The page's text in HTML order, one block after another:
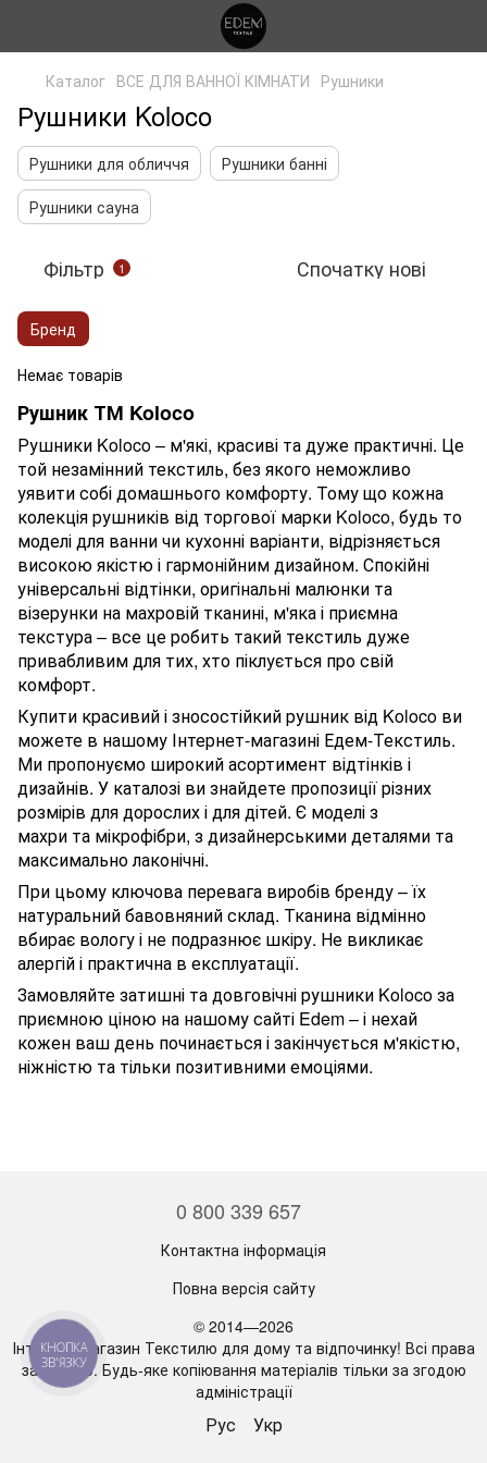
Каталог ВСЕ ДЛЯ ВАННОЇ КІМНАТИ Рушники
Рушники Koloco
Рушники для обличчя
Рушники банні
Рушники сауна
Фільтр 1 Спочатку нові
Бренд
Немає товарів
Рушник ТМ Koloco
Рушники Koloco – м'які, красиві та дуже практичні. Це
той незамінний текстиль, без якого неможливо
уявити собі домашнього комфорту. Тому що кожна
колекція рушників від торгової марки Koloco, будь то
моделі для ванни чи кухонні варіанти, відрізняється
високою якістю і гармонійним дизайном. Спокійні
універсальні відтінки, оригінальні малюнки та
візерунки на махровій тканині, м'яка і приємна
текстура – все це робить такий текстиль дуже
привабливим для тих, хто піклується про свій
комфорт.
Купити красивий і зносостійкий рушник від Koloco ви
можете в нашому Інтернет-магазині Едем-Текстиль.
Ми пропонуємо широкий асортимент відтінків і
дизайнів. У каталозі ви знайдете пропозиції різних
розмірів для дорослих і для дітей. Є моделі з
махри та мікрофібри, з дизайнерськими деталями та
максимально лаконічні.
При цьому ключова перевага виробів бренду – їх
натуральний бавовняний склад. Тканина відмінно
вбирає вологу і не подразнює шкіру. Не викликає
алергій і практична в експлуатації.
Замовляйте затишні та довговічні рушники Koloco за
приємною ціною на нашому сайті Edem – і нехай
кожен ваш день починається і закінчується м'якістю,
ніжністю та тільки позитивними емоціями.
0 800 339 657
Контактна інформація
Повна версія сайту
© 2014—2026
Інтернет магазин Текстилю для дому та відпочинку! Всі права
захищено. Будь-яке копіювання матеріалів тільки за згодою
адміністрації
Рус Укр
КНОПКА
ЗВ'ЯЗКУ